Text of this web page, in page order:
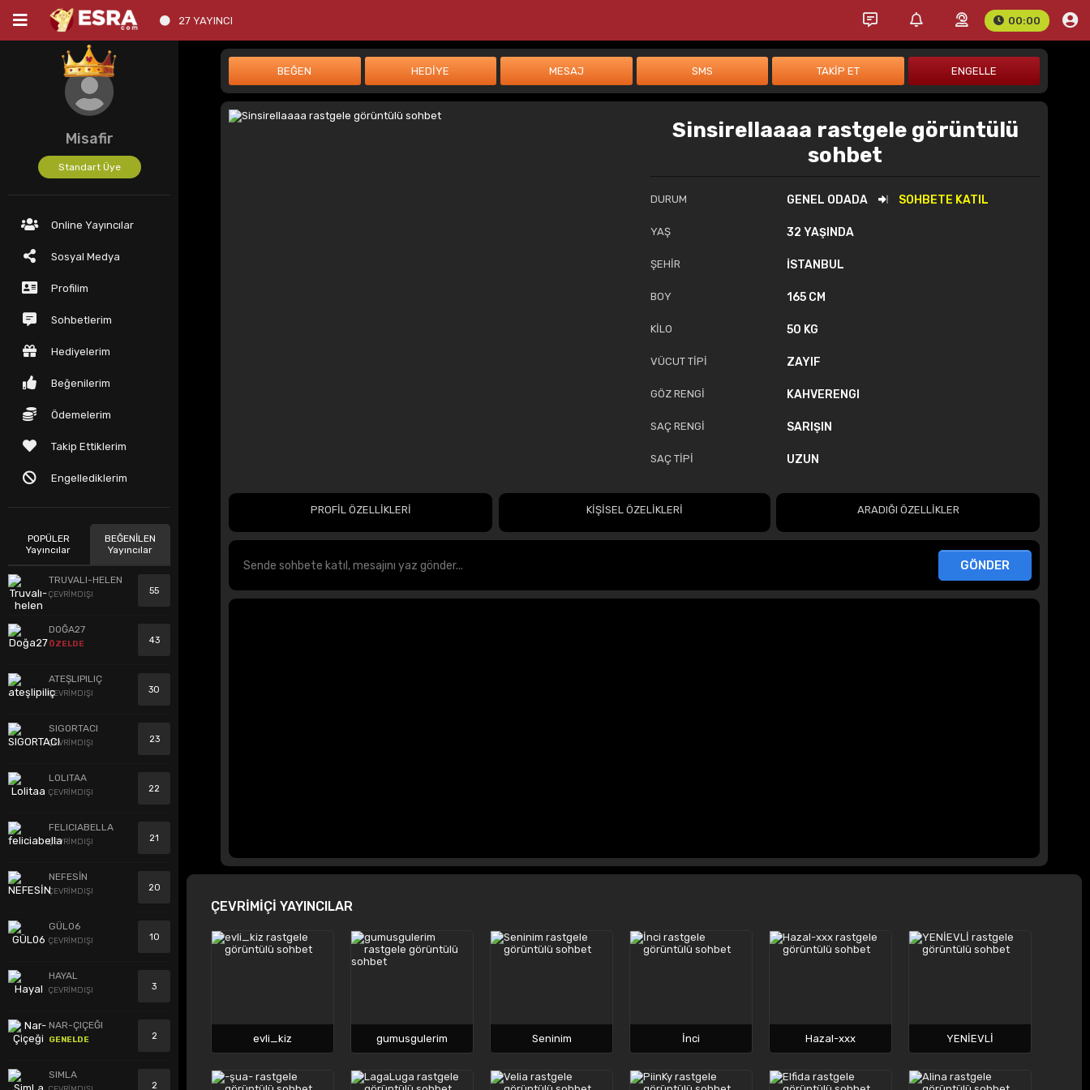
27 YAYINCI 00:00
Misafir
Standart Üye
Online Yayıncılar
Sosyal Medya
Profilim
Sohbetlerim
Hediyelerim
Beğenilerim
Ödemelerim
Takip Ettiklerim
Engellediklerim
POPÜLER
Yayıncılar
BEĞENİLEN
Yayıncılar
TRUVALI-HELEN
ÇEVRİMDIŞI 55
DOĞA27
ÖZELDE 43
ATEŞLIPILIÇ
ÇEVRİMDIŞI 30
SIGORTACI
ÇEVRİMDIŞI 23
LOLITAA
ÇEVRİMDIŞI 22
FELICIABELLA
ÇEVRİMDIŞI 21
NEFESİN
ÇEVRİMDIŞI 20
GÜL06
ÇEVRİMDIŞI 10
HAYAL
ÇEVRİMDIŞI 3
NAR-ÇIÇEĞI
GENELDE 2
SIMLA
2
Sinsirellaaaa rastgele görüntülü
sohbet
DURUM GENEL ODADA SOHBETE KATIL
YAŞ 32 YAŞINDA
ŞEHİR İSTANBUL
BOY 165 CM
KİLO 50 KG
VÜCUT TİPİ ZAYIF
GÖZ RENGİ KAHVERENGI
SAÇ RENGİ SARIŞIN
SAÇ TİPİ UZUN
PROFİL ÖZELLİKLERİ KİŞİSEL ÖZELİKLERİ ARADIĞI ÖZELLİKLER
ÇEVRİMİÇİ YAYINCILAR
evli_kiz gumusgulerim Seninim İnci Hazal-xxx YENİEVLİ